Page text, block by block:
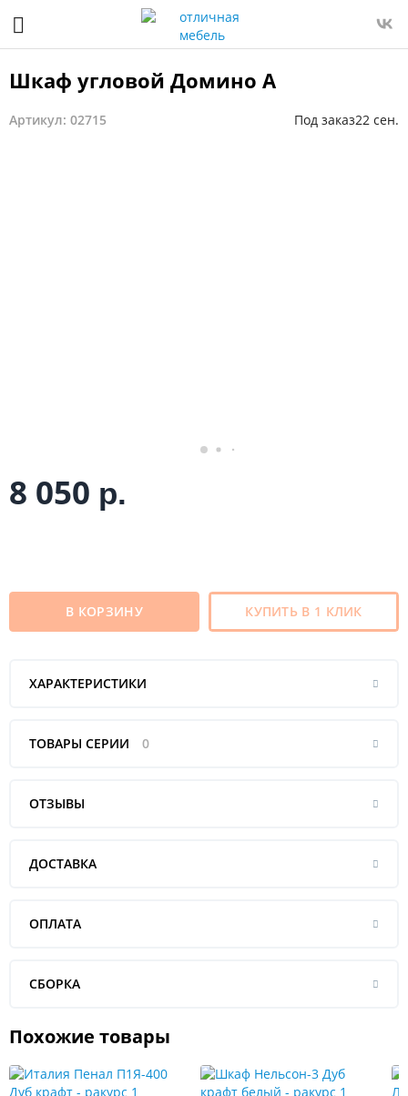
Шкаф угловой Домино А
Артикул: 02715 Под заказ22 сен.
8 050 р.
В КОРЗИНУ КУПИТЬ В 1 КЛИК
ХАРАКТЕРИСТИКИ
ТОВАРЫ СЕРИИ 0
ОТЗЫВЫ
ДОСТАВКА
ОПЛАТА
СБОРКА
Похожие товары